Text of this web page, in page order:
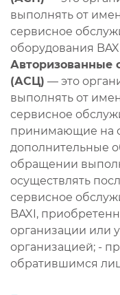
выполнять от
сервисное
оборудования
Авторизованные
(АСЦ) — это
выполнять от
сервисное
принимающие на
дополнительные
обращении
осуществлять
сервисное
BAXI,
организации или
организацией; -
обратившимся